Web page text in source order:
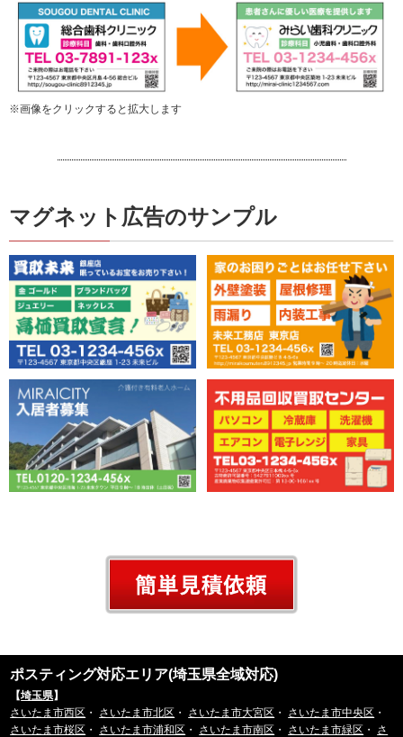
※画像をクリックすると拡大します
マグネット広告のサンプル
ポスティング対応エリア(埼玉県全域対応)
【埼玉県】
さいたま市西区 ・ さいたま市北区 ・ さいたま市大宮区 ・ さいたま市中央区 ・
さいたま市桜区 ・ さいたま市浦和区 ・ さいたま市南区 ・ さいたま市緑区 ・ さ